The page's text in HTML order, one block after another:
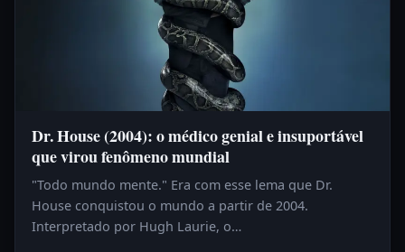
Dr. House (2004): o médico genial e insuportável
que virou fenômeno mundial
"Todo mundo mente." Era com esse lema que Dr.
House conquistou o mundo a partir de 2004.
Interpretado por Hugh Laurie, o…